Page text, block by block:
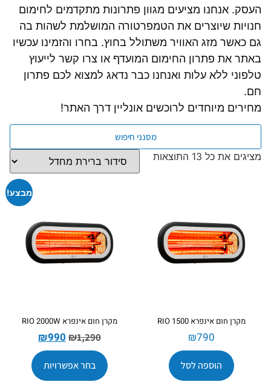
העסק. אנחנו מציעים מגוון פתרונות מתקדמים לחימום
חנויות שיוצרים את הטמפרטורה המושלמת לשהות בה
גם כאשר מזג האוויר משתולל בחוץ. בחרו והזמינו עכשיו
באתר את פתרון החימום המועדף או צרו קשר לייעוץ
טלפוני ללא עלות ואנחנו כבר נדאג למצוא לכם פתרון
חם.
מחירים מיוחדים לרוכשים אונליין דרך האתר!
מסנני חיפוש
מציגים את כל ⁦13⁩ התוצאות
מקרן חום אינפרא RIO 1500
₪790
הוספה לסל
מבצע!
מקרן חום אינפרא RIO 2000W
₪1,290
₪990
בחר אפשרויות